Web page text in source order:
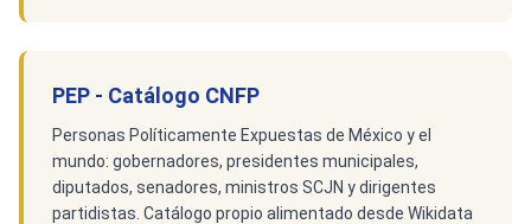
PEP - Catálogo CNFP
Personas Políticamente Expuestas de México y el
mundo: gobernadores, presidentes municipales,
diputados, senadores, ministros SCJN y dirigentes
partidistas. Catálogo propio alimentado desde Wikidata